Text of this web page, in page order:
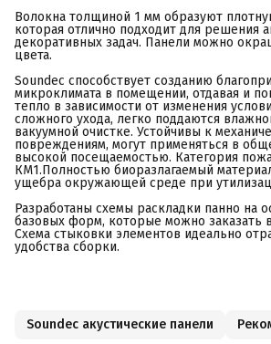
Волокна толщиной 1 мм образуют
которая отлично подходит для решения
декоративных задач. Панели можно
цвета.
Soundec способствует созданию
микроклимата в помещении, отдавая и
тепло в зависимости от изменения
сложного ухода, легко поддаются
вакуумной очистке. Устойчивы к
повреждениям, могут применяться в
высокой посещаемостью. Категория
КМ1.Полностью биоразлагаемый
ущебра окружающей среде при
Разработаны схемы раскладки панно на
базовых форм, которые можно заказать
Схема стыковки элементов идеально
удобства сборки.
Soundec акустические панели